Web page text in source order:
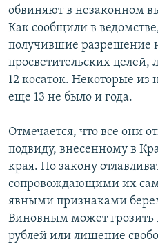
обвиняют в незаконном
Как сообщили в
получившие разрешение
просветительских целей,
12 косаток. Некоторые
еще 13 не было и года.
Отмечается, что все они
подвиду, внесенному в
края. По закону
сопровождающими их
явными признаками
Виновным может грозить
рублей или лишение